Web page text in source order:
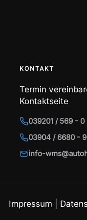
KONTAKT
Termin
Kontaktseite
039201 / 569 - 0
03904 / 6680 -
info-
Impressum